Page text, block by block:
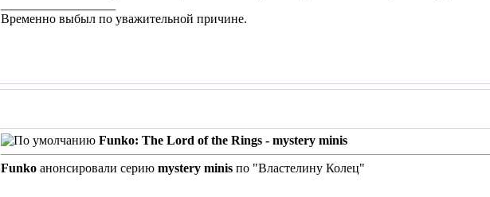
Временно выбыл по уважительной причине.
Funko: The Lord of the Rings - mystery minis
Funko анонсировали серию mystery minis по "Властелину Колец"